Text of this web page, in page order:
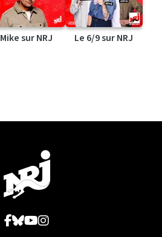
Mike sur NRJ Le 6/9 sur NRJ